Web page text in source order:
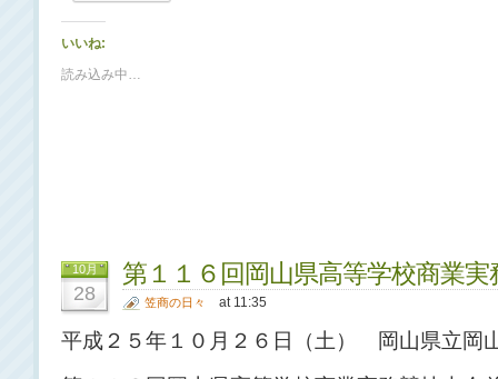
いいね:
読み込み中…
10月
28
第１１６回岡山県高等学校商業実
at 11:35
笠商の日々
平成２５年１０月２６日（土） 岡山県立岡